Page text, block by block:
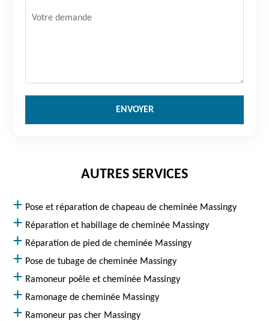
AUTRES SERVICES
Pose et réparation de chapeau de cheminée Massingy
Réparation et habillage de cheminée Massingy
Réparation de pied de cheminée Massingy
Pose de tubage de cheminée Massingy
Ramoneur poêle et cheminée Massingy
Ramonage de cheminée Massingy
Ramoneur pas cher Massingy